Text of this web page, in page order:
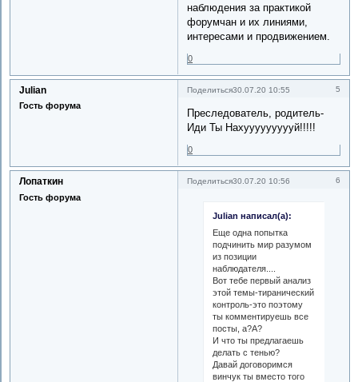
наблюдения за практикой
форумчан и их линиями,
интересами и продвижением.
0
Поделиться 5
30.07.20 10:55
Julian
Гость форума
Преследователь, родитель-
Иди Ты Нахуууууууууй!!!!!
0
Поделиться 6
30.07.20 10:56
Лопаткин
Гость форума
Julian написал(а):
Еще одна попытка
подчинить мир разумом
из позиции
наблюдателя....
Вот тебе первый анализ
этой темы-тиранический
контроль-это поэтому
ты комментируешь все
посты, а?А?
И что ты предлагаешь
делать с тенью?
Давай договоримся
винчук ты вместо того